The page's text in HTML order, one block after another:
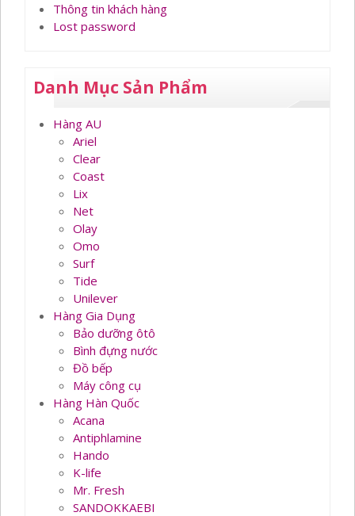
Thông tin khách hàng
Lost password
Danh Mục Sản Phẩm
Hàng AU
Ariel
Clear
Coast
Lix
Net
Olay
Omo
Surf
Tide
Unilever
Hàng Gia Dụng
Bảo dưỡng ôtô
Bình đựng nước
Đồ bếp
Máy công cụ
Hàng Hàn Quốc
Acana
Antiphlamine
Hando
K-life
Mr. Fresh
SANDOKKAEBI